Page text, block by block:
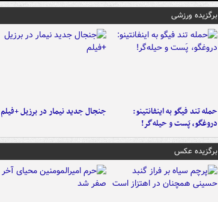
برگزیده ورزشی
حمله تند فیگو به اینفانتینو:
دروغگو، پَست‌ و حیله‌گر!
جنجال جدید نیمار در برزیل +فیلم
برگزیده عکس